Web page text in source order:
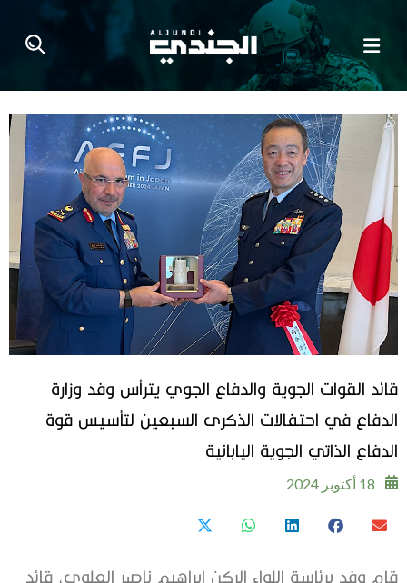
قائد القوات الجوية والدفاع الجوي يترأس وفد وزارة
الدفاع في احتفالات الذكرى السبعين لتأسيس قوة
الدفاع الذاتي الجوية اليابانية
18 أكتوبر 2024
قام وفد برئاسة اللواء الركن إبراهيم ناصر العلوي، قائد